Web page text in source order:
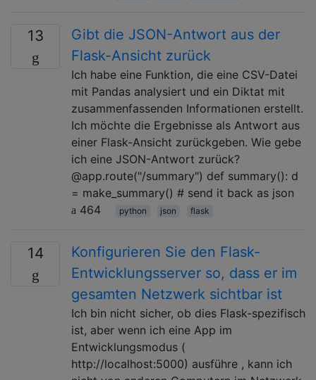
13
Gibt die JSON-Antwort aus der
Flask-Ansicht zurück
Ich habe eine Funktion, die eine CSV-Datei
mit Pandas analysiert und ein Diktat mit
zusammenfassenden Informationen erstellt.
Ich möchte die Ergebnisse als Antwort aus
einer Flask-Ansicht zurückgeben. Wie gebe
ich eine JSON-Antwort zurück?
@app.route("/summary") def summary(): d
= make_summary() # send it back as json
464
python json flask
14
Konfigurieren Sie den Flask-
Entwicklungsserver so, dass er im
gesamten Netzwerk sichtbar ist
Ich bin nicht sicher, ob dies Flask-spezifisch
ist, aber wenn ich eine App im
Entwicklungsmodus (
http://localhost:5000) ausführe , kann ich